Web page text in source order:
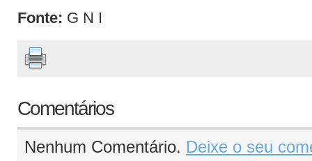
Fonte: G N I
Comentários
Nenhum Comentário. Deixe o seu